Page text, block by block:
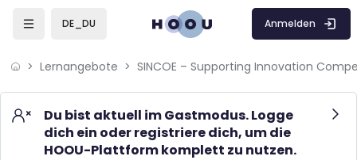
Skip to sidebar navigation menu
Skip to mobile navigation menu
DE_DU Anmelden
Lernangebote
Du bist aktuell im Gastmodus. Logge
dich ein oder registriere dich, um die
HOOU-Plattform komplett zu nutzen.